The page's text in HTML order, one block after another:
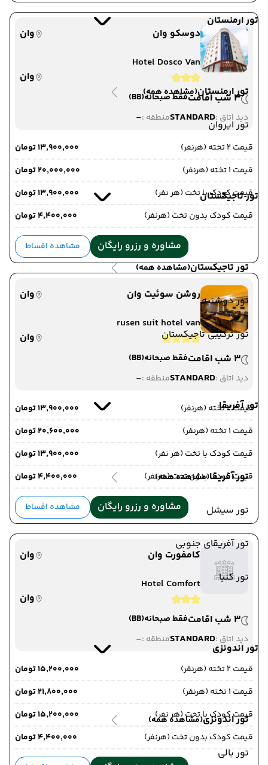
تور ارمنستان
تور ارمنستان(مشاهده همه)
تور ایروان
تور تاجیکستان
تور تاجیکستان(مشاهده همه)
تور دوشنبه
تور ترکیبی تاجیکستان
تور آفریقا
تور آفریقا(مشاهده همه)
تور سیشل
تور آفریقای جنوبی
تور کنیا
تور اندونزی
تور اندونزی(مشاهده همه)
تور بالی
دوسکو وان
وان
Hotel Dosco Van
وان
3 شب اقامت
فقط صبحانه(BB)
دید اتاق :STANDARDمنطقه :-
قیمت 2 تخته (هرنفر)
۱۳٬۹۰۰٬۰۰۰ تومان
قیمت 1 تخته (هرنفر)
۲۰٬۰۰۰٬۰۰۰ تومان
قیمت کودک با تخت (هر نفر)
۱۳٬۹۰۰٬۰۰۰ تومان
قیمت کودک بدون تخت (هرنفر)
۴٬۴۰۰٬۰۰۰ تومان
مشاوره و رزرو رایگان مشاهده اقساط
روشن سوئیت وان
وان
rusen suit hotel van
وان
3 شب اقامت
فقط صبحانه(BB)
دید اتاق :STANDARDمنطقه :-
قیمت 2 تخته (هرنفر)
۱۳٬۹۰۰٬۰۰۰ تومان
قیمت 1 تخته (هرنفر)
۲۰٬۶۰۰٬۰۰۰ تومان
قیمت کودک با تخت (هر نفر)
۱۳٬۹۰۰٬۰۰۰ تومان
قیمت کودک بدون تخت (هرنفر)
۴٬۴۰۰٬۰۰۰ تومان
مشاوره و رزرو رایگان مشاهده اقساط
کامفورت وان
وان
Hotel Comfort
وان
3 شب اقامت
فقط صبحانه(BB)
دید اتاق :STANDARDمنطقه :-
قیمت 2 تخته (هرنفر)
۱۵٬۲۰۰٬۰۰۰ تومان
قیمت 1 تخته (هرنفر)
۲۱٬۸۰۰٬۰۰۰ تومان
قیمت کودک با تخت (هر نفر)
۱۵٬۲۰۰٬۰۰۰ تومان
قیمت کودک بدون تخت (هرنفر)
۴٬۴۰۰٬۰۰۰ تومان